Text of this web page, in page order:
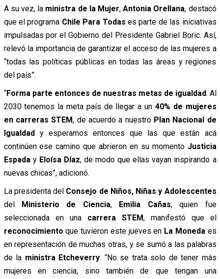
A su vez, la ministra de la Mujer,Antonia Orellana, destacó
que el programa Chile Para Todas es parte de las iniciativas
impulsadas por el Gobierno del Presidente Gabriel Boric. Así,
relevó la importancia de garantizar el acceso de las mujeres a
“todas las políticas públicas en todas las áreas y regiones
del país”.
“Forma parte entonces de nuestras metas de igualdad. Al
2030 tenemos la meta país de llegar a un 40% de mujeres
en carreras STEM, de acuerdo a nuestro Plan Nacional de
Igualdad y esperamos entonces que las que están acá
continúen ese camino que abrieron en su momento Justicia
Espaday Eloísa Díaz, de modo que ellas vayan inspirando a
nuevas chicas”, adicionó.
La presidenta del Consejo de Niños, Niñas y Adolescentes
del
Ministerio de Ciencia, Emilia Cañas, quien fue
seleccionada en una carrera STEM, manifestó que el
reconocimiento que tuvieron este jueves en La Monedaes
en representación de muchas otras, y se sumó a las palabras
de la ministra Etcheverry: “No se trata solo de tener más
mujeres en ciencia, sino también de que tengan una